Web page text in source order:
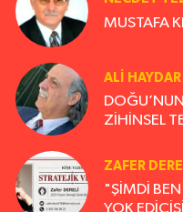
MUSTAFA
ALI
ZİHİNSEL
ZAFER
"ŞİMDİ
YOK